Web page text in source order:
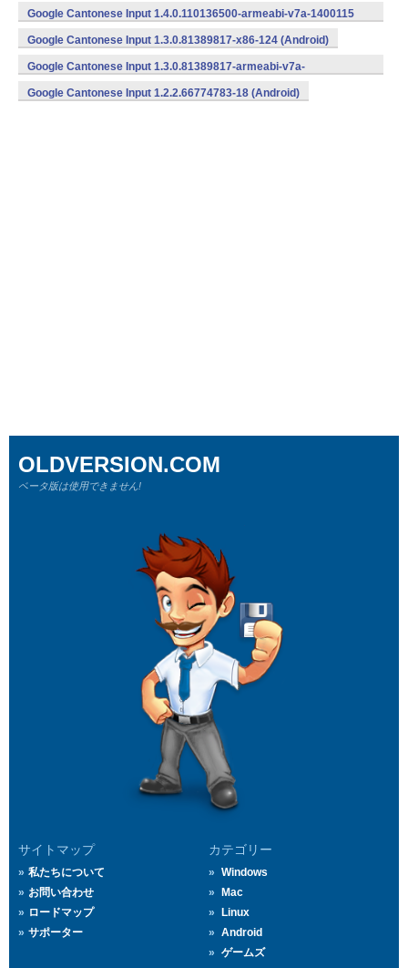
Google Cantonese Input 1.4.0.110136500-armeabi-v7a-1400115
(armeabi-v7a) (Android)
Google Cantonese Input 1.3.0.81389817-x86-124 (Android)
Google Cantonese Input 1.3.0.81389817-armeabi-v7a-
121 (Android)
Google Cantonese Input 1.2.2.66774783-18 (Android)
サイトマップ
私たちについて
お問い合わせ
ロードマップ
サポーター
カテゴリー
Windows
Mac
Linux
Android
ゲームズ
OLDVERSION.COM
ベータ版は使用できません!